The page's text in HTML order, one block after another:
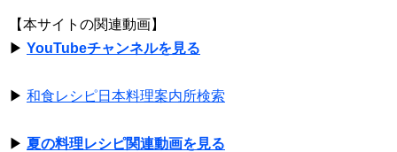
【本サイトの関連動画】
▶ YouTubeチャンネルを見る
▶ 和食レシピ日本料理案内所検索
▶ 夏の料理レシピ関連動画を見る